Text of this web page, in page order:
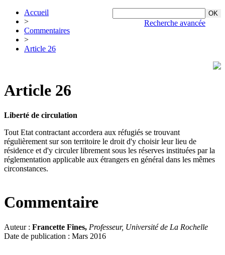
Recherche avancée
Accueil
>
Commentaires
>
Article 26
Article 26
Liberté de circulation
Tout Etat contractant accordera aux réfugiés se trouvant
régulièrement sur son territoire le droit d'y choisir leur lieu de
résidence et d'y circuler librement sous les réserves instituées par la
réglementation applicable aux étrangers en général dans les mêmes
circonstances.
Commentaire
Auteur : Francette Fines, Professeur, Université de La Rochelle
Date de publication : Mars 2016